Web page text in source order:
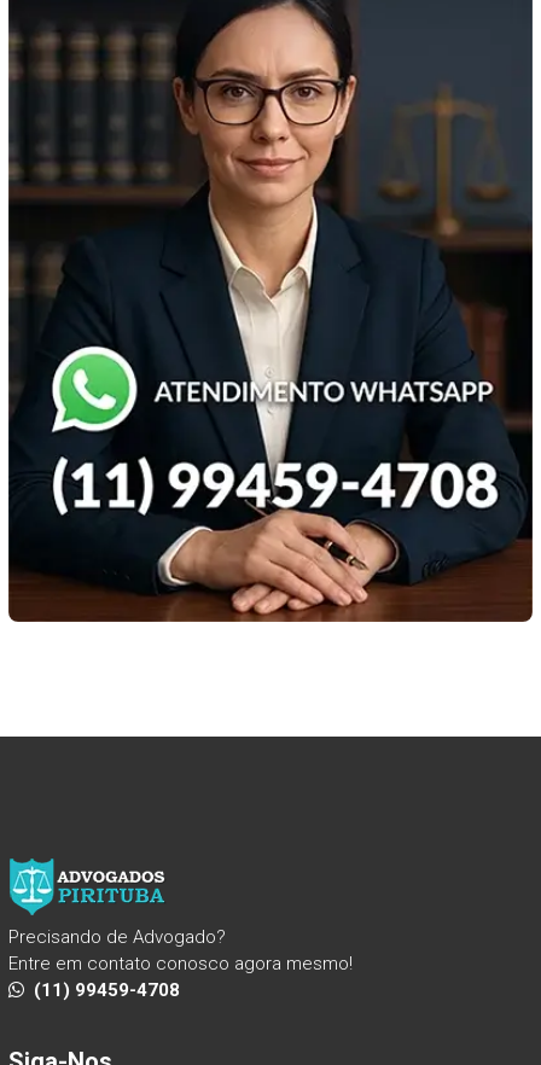
Precisando de Advogado?
Entre em contato conosco agora mesmo!
(11) 99459-4708